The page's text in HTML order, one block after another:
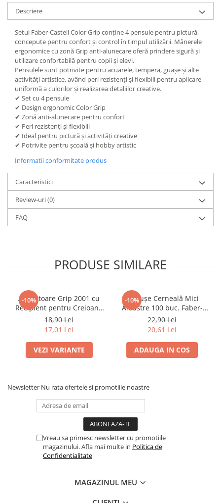
Organizare și Arhivare
Accesorii de organizare
Bibliorafturi
Caiete mecanice
Clipboard-uri
Dosare Carton
Dosare Plastic
Folii de protecție
Mape
Penare
Penare cu doua compartimente
Penare cu trei compartimente
Penare cu un compartiment
Penare echipate
Penare neechipate
Pictură și desen
Accesorii pentru pictură
Plastilină
Tempera și Guașe
Tăiere și lipire
Descriere
Setul Faber-Castell Color Grip conține 4 pensule pentru pictură,
concepute pentru confort și control în timpul utilizării. Mânerele
ergonomice cu zonă Grip anti-alunecare oferă prindere sigură și
utilizare confortabilă pentru copii și elevi.
Pensulele sunt potrivite pentru acuarele, tempera, guașe și alte
activități artistice, având peri rezistenți și flexibili pentru aplicare
uniformă a culorilor și realizarea detaliilor creative.
✔ Set cu 4 pensule
✔ Design ergonomic Color Grip
✔ Zonă anti-alunecare pentru confort
✔ Peri rezistenți și flexibili
✔ Ideal pentru pictură și activități creative
✔ Potrivite pentru școală și hobby artistic
Informatii conformitate produs
Caracteristici
Review-uri(0)
FAQ
PRODUSE SIMILARE
-10%
Ascuțitoare Grip 2001 cu
Recipient pentru Creioane
Standard și Jumbo Faber-
Castell
18,90 Lei
17,01 Lei
VEZI VARIANTE
-10%
Cartușe Cerneală Mici
Albastre 100 buc. Faber-
Castell
22,90 Lei
20,61 Lei
ADAUGA IN COS
Newsletter Nu rata ofertele si promotiile noastre
Vreau sa primesc newsletter cu promotiile
magazinului. Afla mai multe in Politica de
Confidentialitate
MAGAZINUL MEU